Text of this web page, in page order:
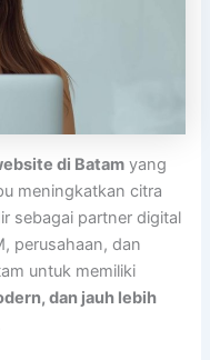
di Batam yang
meningkatkan citra
sebagai partner digital
perusahaan, dan
untuk memiliki
dan jauh lebih